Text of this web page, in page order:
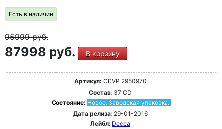
Есть в наличии
95999руб.
87998 руб. В корзину
Артикул: CDVP 2950970
Состав: 37 CD
Состояние: Новое. Заводская упаковка.
Дата релиза: 29-01-2016
Лейбл: Decca